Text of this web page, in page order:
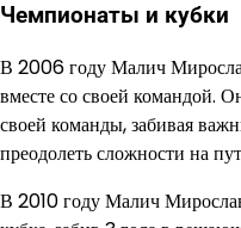
Чемпионаты и кубки
В 2006 году Малич
вместе со своей командой.
своей команды, забивая
преодолеть сложности на
В 2010 году Малич